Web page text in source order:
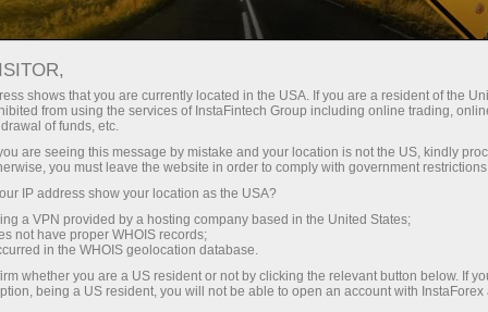
Treyderlar uchun Форекс аналитика Fotoyangiliklar
13:14 2019-01-14
РЕКОРДЫ РОССИЙСКОЙ
ЭКОНОМИКИ В 2018 ГОДУ
shows that you are currently located in the USA. If you are a resident of the
from using the services of InstaFintech Group including online trading,
of funds, etc.
are seeing this message by mistake and your location is not the US, kindly
you must leave the website in order to comply with government
IP address show your location as the USA?
a VPN provided by a hosting company based in the United States;
not have proper WHOIS records;
in the WHOIS geolocation database.
whether you are a US resident or not by clicking the relevant button below. If
being a US resident, you will not be able to open an account with InstaForex